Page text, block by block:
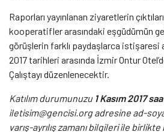
Raporları yayınlanan ziyaretlerin
kooperatifler arasındaki eşgüdümün
görüşlerin farklı paydaşlarca istişaresi
2017 tarihleri arasında İzmir Ontur
Çalıştayı düzenlenecektir.
Katılım durumunuzu1 Kasım 2017
iletisim@gencisi.org adresine ad-
varış-ayrılış zamanı bilgileri ile